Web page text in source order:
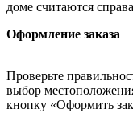
доме считаются
Оформление заказа
Проверьте
выбор
кнопку «Оформить